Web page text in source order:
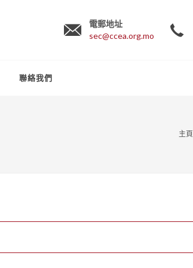
電郵地址
sec@ccea.org.mo
聯絡我們
主頁